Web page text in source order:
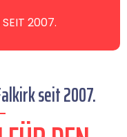
SEIT 2007.
seit 2007.